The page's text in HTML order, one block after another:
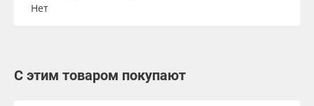
Нет
С этим товаром покупают